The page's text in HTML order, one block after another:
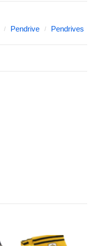
Pendrive Pendrives